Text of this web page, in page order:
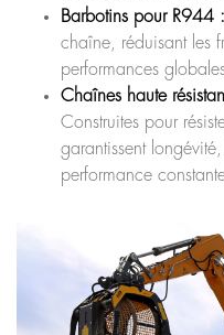
Barbotins pour R944 :
chaîne, réduisant les
performances
Chaînes haute
Construites pour
garantissent
performance